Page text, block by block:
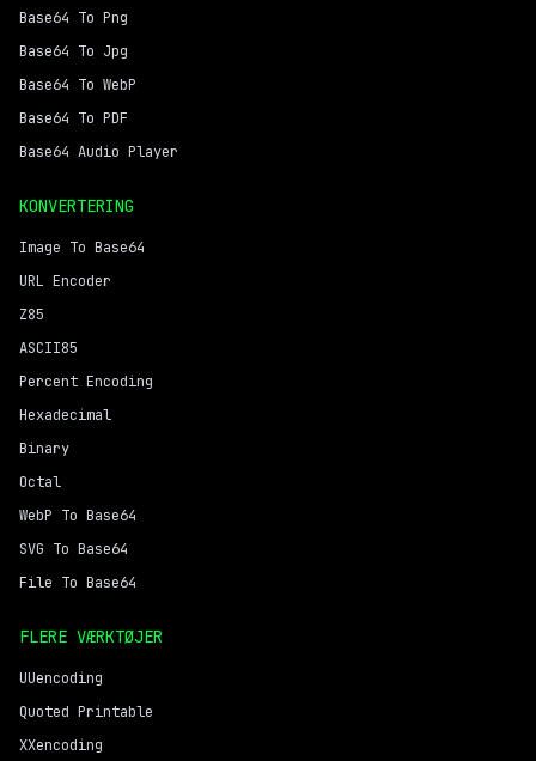
Base64 To Png
Base64 To Jpg
Base64 To WebP
Base64 To PDF
Base64 Audio Player
KONVERTERING
Image To Base64
URL Encoder
Z85
ASCII85
Percent Encoding
Hexadecimal
Binary
Octal
WebP To Base64
SVG To Base64
File To Base64
FLERE VÆRKTØJER
UUencoding
Quoted Printable
XXencoding